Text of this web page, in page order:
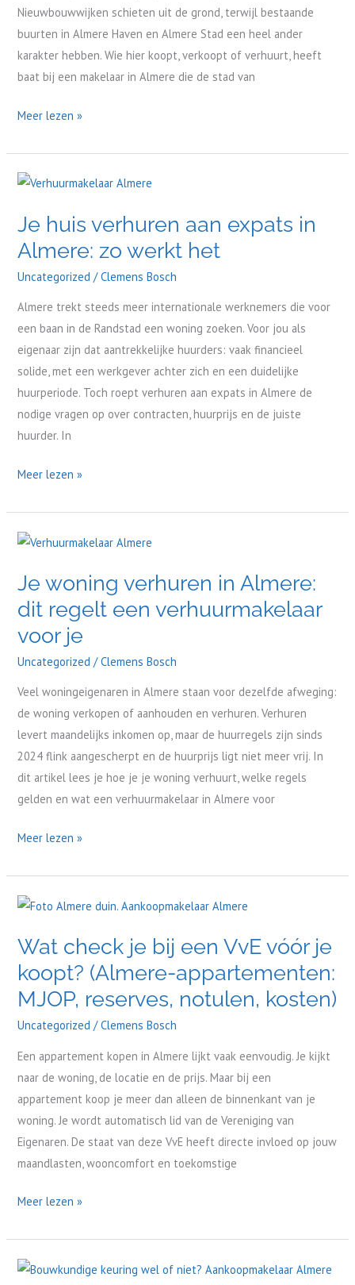
Nieuwbouwwijken schieten uit de grond, terwijl bestaande
buurten in Almere Haven en Almere Stad een heel ander
karakter hebben. Wie hier koopt, verkoopt of verhuurt, heeft
baat bij een makelaar in Almere die de stad van
kopen,
verkopen
en
verhuren
Meer lezen »
Je huis verhuren aan expats in
Almere: zo werkt het
Uncategorized /Clemens Bosch
Almere trekt steeds meer internationale werknemers die voor
een baan in de Randstad een woning zoeken. Voor jou als
eigenaar zijn dat aantrekkelijke huurders: vaak financieel
solide, met een werkgever achter zich en een duidelijke
huurperiode. Toch roept verhuren aan expats in Almere de
nodige vragen op over contracten, huurprijs en de juiste
huurder. In
Je
verhuren
aan
Almere:
zo
werkt
het
Meer lezen »
Je woning verhuren in Almere:
dit regelt een verhuurmakelaar
voor je
Uncategorized /Clemens Bosch
Veel woningeigenaren in Almere staan voor dezelfde afweging:
de woning verkopen of aanhouden en verhuren. Verhuren
levert maandelijks inkomen op, maar de huurregels zijn sinds
2024 flink aangescherpt en de huurprijs ligt niet meer vrij. In
dit artikel lees je hoe je je woning verhuurt, welke regels
gelden en wat een verhuurmakelaar in Almere voor
Je
verhuren
in
dit
regelt
een
verhuurmakelaar
voor
je
Meer lezen »
Wat check je bij een VvE vóór je
koopt? (Almere-appartementen:
MJOP, reserves, notulen, kosten)
Uncategorized /Clemens Bosch
Een appartement kopen in Almere lijkt vaak eenvoudig. Je kijkt
naar de woning, de locatie en de prijs. Maar bij een
appartement koop je meer dan alleen de binnenkant van je
woning. Je wordt automatisch lid van de Vereniging van
Eigenaren. De staat van deze VvE heeft directe invloed op jouw
maandlasten, wooncomfort en toekomstige
Wat
je
bij
een
VvE
vóór
je
koopt?
(Almere-
appartementen:
MJOP,
reserves,
kosten)
Meer lezen »
Bouwkundige